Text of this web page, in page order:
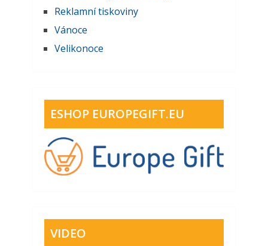
Reklamní tiskoviny
Vánoce
Velikonoce
ESHOP EUROPEGIFT.EU
VIDEO